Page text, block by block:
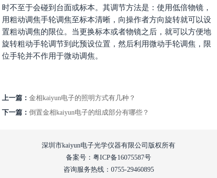
时不至于会碰到台面或标本。其调节方法是：使用低倍物镜，
用粗动调焦手轮调焦至标本清晰，向操作者方向旋转就可以设
置粗动调焦的限位。当更换标本或者物镜之后，就可以方便地
旋转粗动手轮调节到此预设位置，然后利用微动手轮调焦，限
位手轮并不作用于微动调焦。
上一篇：金相kaiyun电子的照明方式有几种？
下一篇：倒置金相kaiyun电子的组成部分有哪些？
深圳市kaiyun电子光学仪器有限公司版权所有
备案号：粤ICP备16075587号
咨询服务热线：0755-29460895